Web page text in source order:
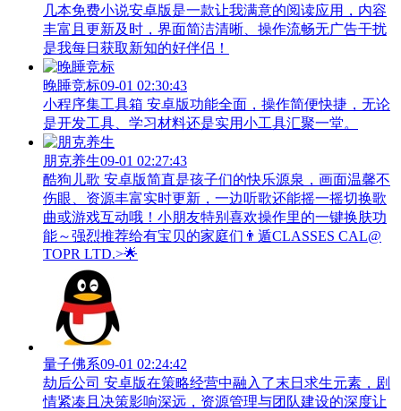
几本免费小说安卓版是一款让我满意的阅读应用，内容
丰富且更新及时，界面简洁清晰、操作流畅无广告干扰
是我每日获取新知的好伴侣！
晚睡竞标09-01 02:30:43
小程序集工具箱 安卓版功能全面，操作简便快捷，无论
是开发工具、学习材料还是实用小工具汇聚一堂。
朋克养生09-01 02:27:43
酷狗儿歌 安卓版简直是孩子们的快乐源泉，画面温馨不
伤眼、资源丰富实时更新，一边听歌还能摇一摇切换歌
曲或游戏互动哦！小朋友特别喜欢操作里的一键换肤功
能～强烈推荐给有宝贝的家庭们👨‍遁️CLASSES CAL@
TOPR LTD.>🌟
量子佛系09-01 02:24:42
劫后公司 安卓版在策略经营中融入了末日求生元素，剧
情紧凑且决策影响深远，资源管理与团队建设的深度让